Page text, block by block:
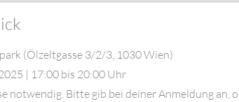
(Ölzeltgasse 3/2/3, 1030 Wien)
| 17:00 bis 20:00 Uhr
notwendig. Bitte gib bei deiner Anmeldung an,